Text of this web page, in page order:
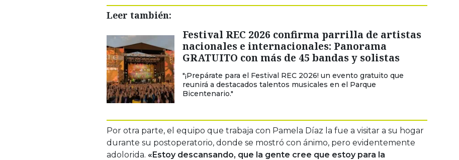
Leer también:
Festival REC 2026 confirma parrilla de artistas
nacionales e internacionales: Panorama
GRATUITO con más de 45 bandas y solistas
"¡Prepárate para el Festival REC 2026! un evento gratuito que
reunirá a destacados talentos musicales en el Parque
Bicentenario."
Por otra parte, el equipo que trabaja con Pamela Díaz la fue a visitar a su hogar
durante su postoperatorio, donde se mostró con ánimo, pero evidentemente
adolorida. «Estoy descansando, que la gente cree que estoy para la